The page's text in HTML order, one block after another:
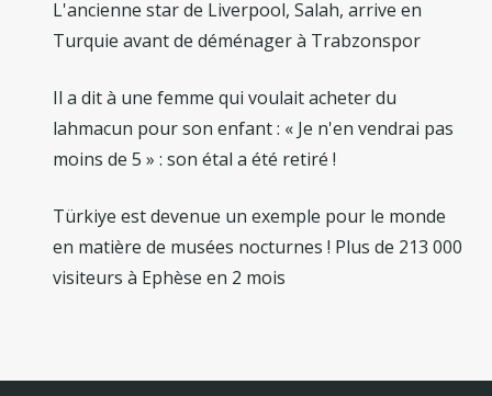
L'ancienne star de Liverpool, Salah, arrive en
Turquie avant de déménager à Trabzonspor
Il a dit à une femme qui voulait acheter du
lahmacun pour son enfant : « Je n'en vendrai pas
moins de 5 » : son étal a été retiré !
Türkiye est devenue un exemple pour le monde
en matière de musées nocturnes ! Plus de 213 000
visiteurs à Ephèse en 2 mois